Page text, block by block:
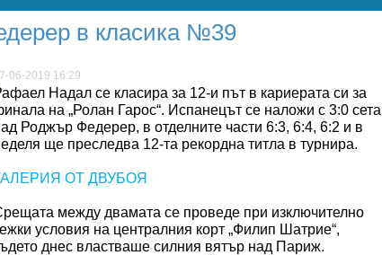
в класика №39
06-2019 16:29
Надал се класира за 12-и път в кариерата си за
на „Ролан Гарос“. Испанецът се наложи с 3:0 сета
Роджър Федерер, в отделните части 6:3, 6:4, 6:2 и в
ще преследва 12-та рекордна титла в турнира.
ОТ ДВУБОЯ
между двамата се проведе при изключително
условия на централния корт „Филип Шатрие“,
днес властваше силния вятър над Париж.